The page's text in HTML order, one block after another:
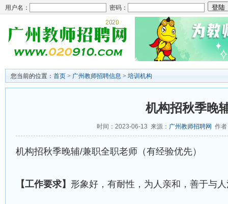
用户名： 密码：
您当前的位置： 首页 > 广州教师招聘信息 > 培训机构
机构招秋季晚
时间：2023-06-13 来源： 广州教师招聘网 作
机构招秋季晚辅/兼职全职老师（有经验优先）
【工作要求】 形象好，有耐性，为人亲和，善于与